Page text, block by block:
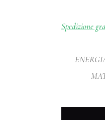
Spedizione